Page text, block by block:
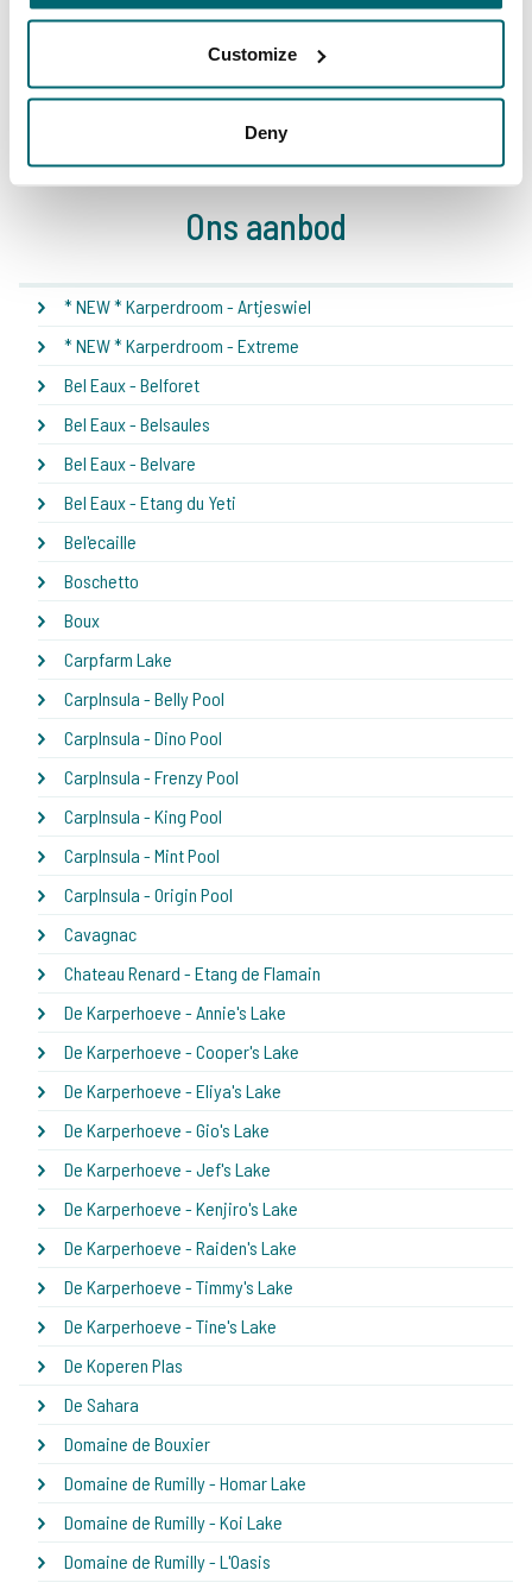
Customize
Deny
1 2 3 4 5 6 7 8
Ons aanbod
* NEW * Karperdroom - Artjeswiel
* NEW * Karperdroom - Extreme
Bel Eaux - Belforet
Bel Eaux - Belsaules
Bel Eaux - Belvare
Bel Eaux - Etang du Yeti
Bel'ecaille
Boschetto
Boux
Carpfarm Lake
CarpInsula - Belly Pool
CarpInsula - Dino Pool
CarpInsula - Frenzy Pool
CarpInsula - King Pool
CarpInsula - Mint Pool
CarpInsula - Origin Pool
Cavagnac
Chateau Renard - Etang de Flamain
De Karperhoeve - Annie's Lake
De Karperhoeve - Cooper's Lake
De Karperhoeve - Eliya's Lake
De Karperhoeve - Gio's Lake
De Karperhoeve - Jef's Lake
De Karperhoeve - Kenjiro's Lake
De Karperhoeve - Raiden's Lake
De Karperhoeve - Timmy's Lake
De Karperhoeve - Tine's Lake
De Koperen Plas
De Sahara
Domaine de Bouxier
Domaine de Rumilly - Homar Lake
Domaine de Rumilly - Koi Lake
Domaine de Rumilly - L'Oasis